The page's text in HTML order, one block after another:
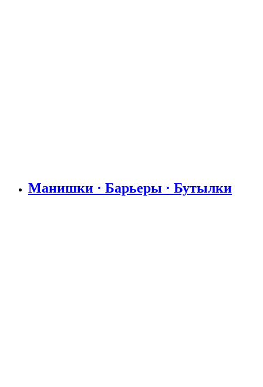
Манишки · Барьеры · Бутылки